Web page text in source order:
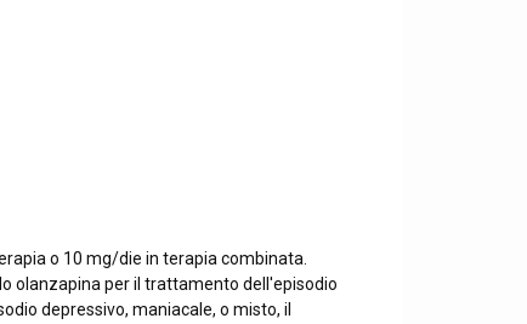
o 10 mg/die in terapia combinata.
olanzapina per il trattamento dell'episodio
depressivo, maniacale, o misto, il